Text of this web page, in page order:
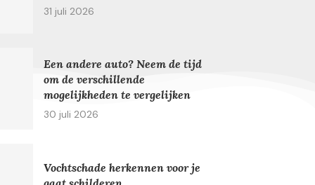
31 juli 2026
Een andere auto? Neem de tijd
om de verschillende
mogelijkheden te vergelijken
30 juli 2026
Vochtschade herkennen voor je